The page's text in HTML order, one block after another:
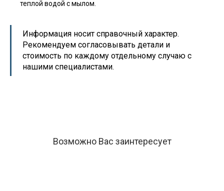
теплой водой с мылом.
Информация носит справочный характер.
Рекомендуем согласовывать детали и
стоимость по каждому отдельному случаю с
нашими специалистами.
Возможно Вас заинтересует